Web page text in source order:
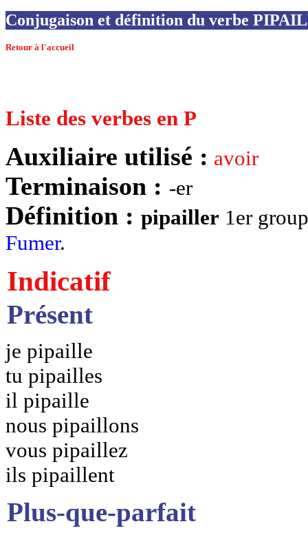
Conjugaison et définition du verbe
Retour à l'accueil
Liste des verbes en P
Auxiliaire utilisé : avoir
Terminaison : -er
Définition : pipailler 1er
Fumer.
Indicatif
Présent
je pipaille
tu pipailles
il pipaille
nous pipaillons
vous pipaillez
ils pipaillent
Plus-que-parfait